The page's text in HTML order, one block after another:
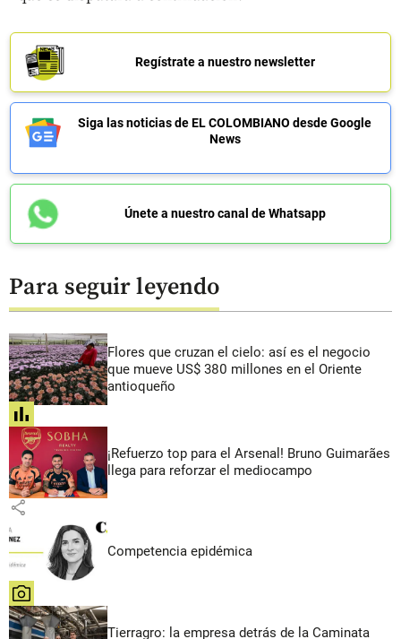
Regístrate a nuestro newsletter
Siga las noticias de EL COLOMBIANO desde Google
News
Únete a nuestro canal de Whatsapp
Para seguir leyendo
Flores que cruzan el cielo: así es el negocio
que mueve US$ 380 millones en el Oriente
antioqueño
share
¡Refuerzo top para el Arsenal! Bruno Guimarães
llega para reforzar el mediocampo
share
Competencia epidémica
share
Tierragro: la empresa detrás de la Caminata